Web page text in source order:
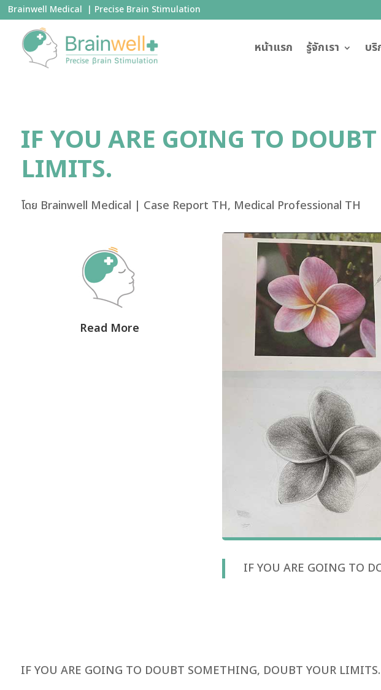
Brainwell Medical | Precise Brain Stimulation
หน้าแรก รู้จักเรา บริ
IF YOU ARE GOING TO
LIMITS.
โดย Brainwell Medical | Case Report TH, Medical Professional TH
Read More
IF YOU ARE GOING TO
IF YOU ARE GOING TO DOUBT SOMETHING, DOUBT YOUR LIMITS.